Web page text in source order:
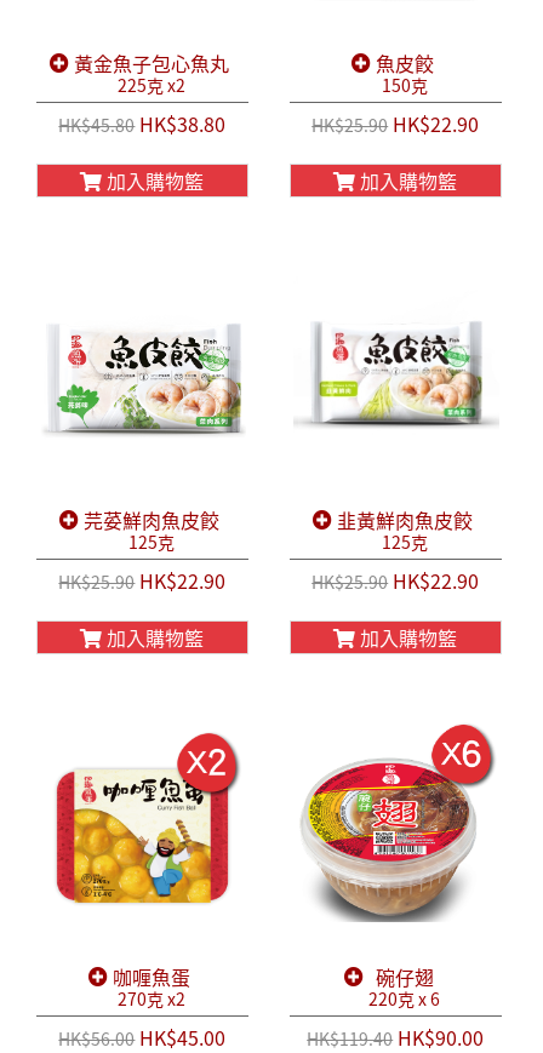
黃金魚子包心魚丸
225克 x2
HK$45.80HK$38.80
加入購物籃
魚皮餃
150克
HK$25.90HK$22.90
加入購物籃
芫荽鮮肉魚皮餃
125克
HK$25.90HK$22.90
加入購物籃
韭黃鮮肉魚皮餃
125克
HK$25.90HK$22.90
加入購物籃
咖喱魚蛋
270克 x2
HK$56.00HK$45.00
碗仔翅
220克 x 6
HK$119.40HK$90.00